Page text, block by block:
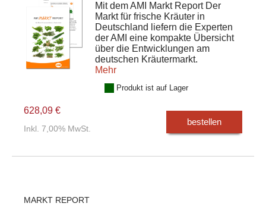
Mit dem AMI Markt Report Der
Markt für frische Kräuter in
Deutschland liefern die Experten
der AMI eine kompakte Übersicht
über die Entwicklungen am
deutschen Kräutermarkt.
Mehr
Produkt ist auf Lager
628,09 €
Inkl. 7,00% MwSt.
bestellen
MARKT REPORT